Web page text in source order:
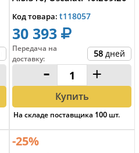
Код товара: t118057
30 393
Передача на
доставку: 58 дней
- +
Купить
На складе поставщика 100 шт.
-25%